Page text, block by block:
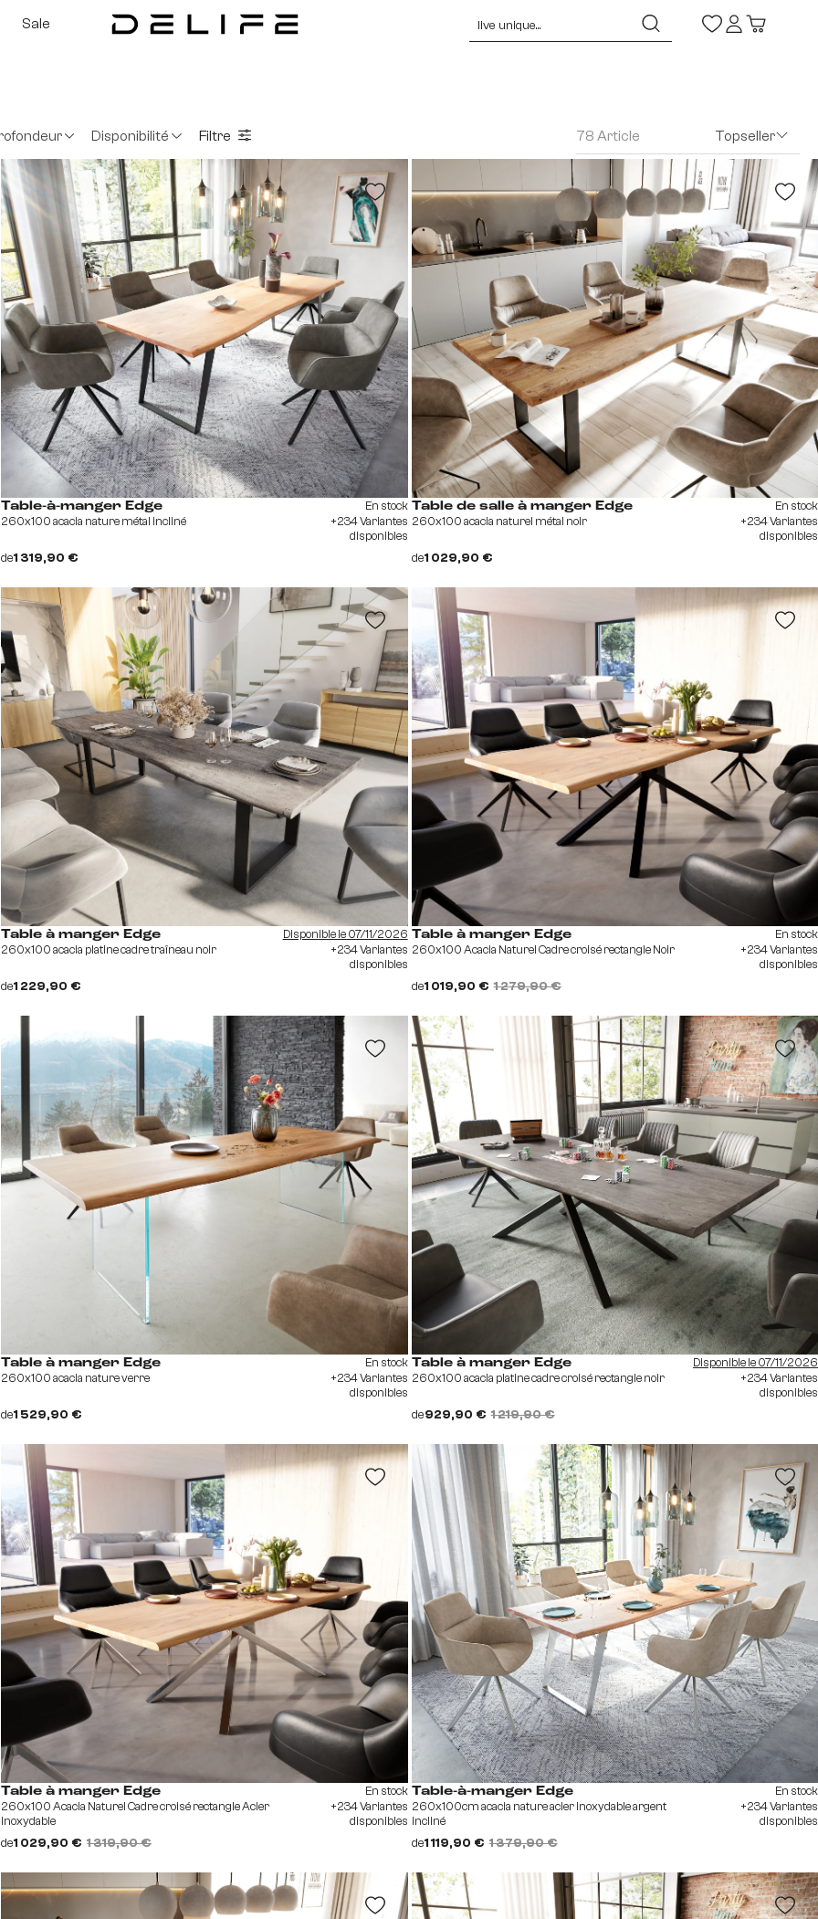
Sale
Disponibilité Filtre 78 Article Topseller
Table-à-manger Edge
260x100 acacia nature métal incliné
de1 319,90 €
En stock
+234 Variantes
disponibles
Table de salle à manger Edge
260x100 acacia naturel métal noir
de1 029,90 €
En stock
+234 Variantes
disponibles
Table à manger Edge
260x100 acacia platine cadre traîneau noir
de1 229,90 €
Disponible le 07/11/2026
+234 Variantes
disponibles
Table à manger Edge
260x100 Acacia Naturel Cadre croisé rectangle Noir
de1 019,90 € 1 279,90 €
En stock
+234 Variantes
disponibles
Table à manger Edge
260x100 acacia nature verre
de1 529,90 €
En stock
+234 Variantes
disponibles
Table à manger Edge
260x100 acacia platine cadre croisé rectangle noir
de929,90 € 1 219,90 €
Disponible le 07/11/2026
+234 Variantes
disponibles
Table à manger Edge
260x100 Acacia Naturel Cadre croisé rectangle Acier
inoxydable
de1 029,90 € 1 319,90 €
En stock
+234 Variantes
disponibles
Table-à-manger Edge
260x100cm acacia nature acier inoxydable argent
incliné
de1 119,90 € 1 379,90 €
En stock
+234 Variantes
disponibles